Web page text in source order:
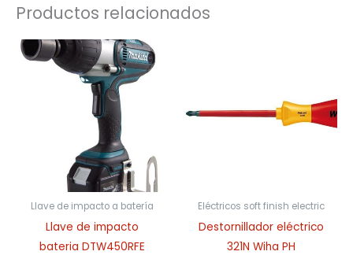
Productos relacionados
Llave de impacto a batería
Llave de impacto
bateria DTW450RFE
Eléctricos soft finish electric
Destornillador eléctrico
321N Wiha PH
hasta
9,80€